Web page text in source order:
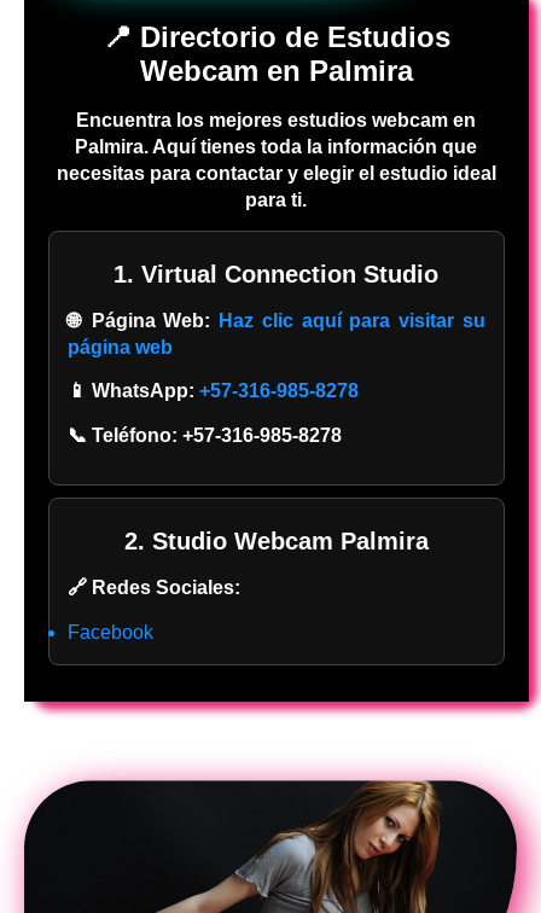
📍 Directorio de Estudios
Webcam en Palmira
Encuentra los mejores estudios webcam en
Palmira. Aquí tienes toda la información que
necesitas para contactar y elegir el estudio ideal
para ti.
1. Virtual Connection Studio
🌐 Página Web:
Haz clic aquí para visitar su
página web
📱 WhatsApp: +57-316-985-8278
📞 Teléfono: +57-316-985-8278
2. Studio Webcam Palmira
🔗 Redes Sociales:
Facebook